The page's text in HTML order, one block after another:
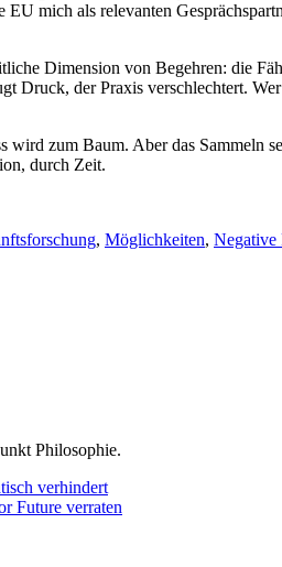
mich als relevanten
Dimension von Begehren: die
der Praxis verschlechtert.
zum Baum. Aber das Sammeln
durch Zeit.
, Möglichkeiten, Negative
Philosophie.
verhindert
Future verraten